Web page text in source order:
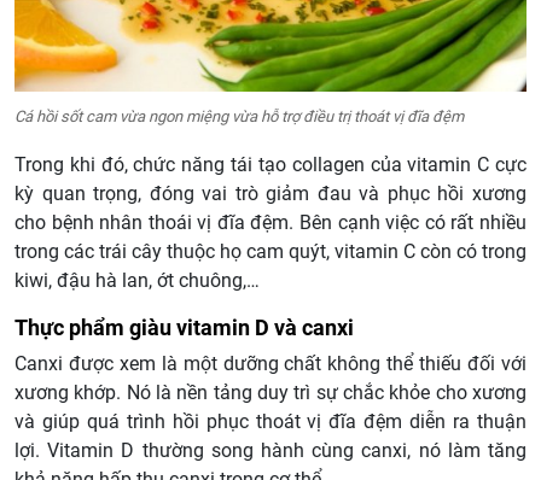
Cá hồi sốt cam vừa ngon miệng vừa hỗ trợ điều trị thoát vị đĩa đệm
Trong khi đó, chức năng tái tạo collagen của vitamin C cực
kỳ quan trọng, đóng vai trò giảm đau và phục hồi xương
cho bệnh nhân thoái vị đĩa đệm. Bên cạnh việc có rất nhiều
trong các trái cây thuộc họ cam quýt, vitamin C còn có trong
kiwi, đậu hà lan, ớt chuông,…
Thực phẩm giàu vitamin D và canxi
Canxi được xem là một dưỡng chất không thể thiếu đối với
xương khớp. Nó là nền tảng duy trì sự chắc khỏe cho xương
và giúp quá trình hồi phục thoát vị đĩa đệm diễn ra thuận
lợi. Vitamin D thường song hành cùng canxi, nó làm tăng